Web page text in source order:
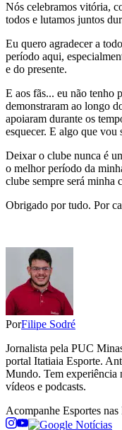
Nós celebramos vitória,
todos e lutamos juntos
Eu quero agradecer a
período aqui,
e do presente.
E aos fãs... eu não tenho
demonstraram ao longo
apoiaram durante os
esquecer. E algo que vou
Deixar o clube nunca é
o melhor período da
clube sempre será minha
Obrigado por tudo. Por
PorFilipe Sodré
Jornalista pela PUC
portal Itatiaia Esporte.
Mundo. Tem experiência
vídeos e podcasts.
Acompanhe Esportes nas